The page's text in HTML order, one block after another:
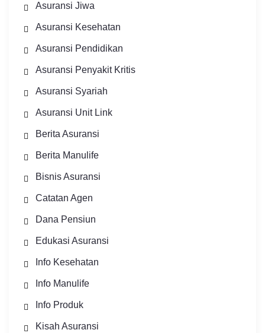
Asuransi Jiwa
Asuransi Kesehatan
Asuransi Pendidikan
Asuransi Penyakit Kritis
Asuransi Syariah
Asuransi Unit Link
Berita Asuransi
Berita Manulife
Bisnis Asuransi
Catatan Agen
Dana Pensiun
Edukasi Asuransi
Info Kesehatan
Info Manulife
Info Produk
Kisah Asuransi